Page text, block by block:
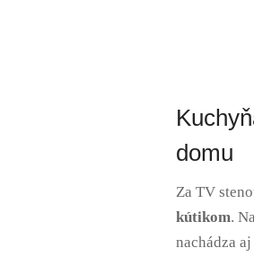
domu
Za TV
kútikom.
nachádza